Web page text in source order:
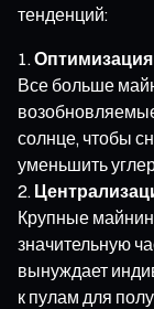
тенденций:
Все больше
возобновляемые
солнце, чтобы
уменьшить
Крупные
значительную
вынуждает
к пулам для